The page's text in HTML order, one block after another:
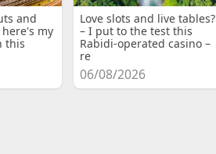
and
my
this
Love slots and live tables?
– I put to the test this
Rabidi-operated casino –
re
06/08/2026